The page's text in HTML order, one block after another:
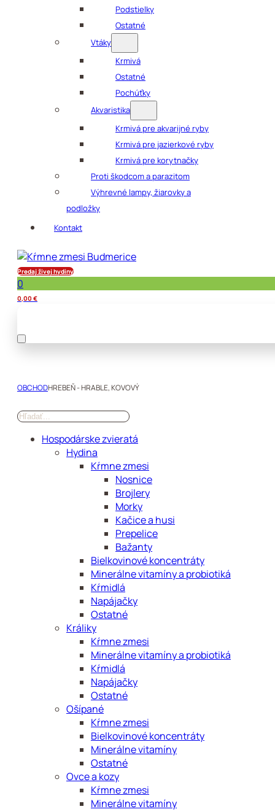
Podstielky
Ostatné
Vtáky
Krmivá
Ostatné
Pochúťky
Akvaristika
Krmivá pre akvarijné ryby
Krmivá pre jazierkové ryby
Krmivá pre korytnačky
Proti škodcom a parazitom
Výhrevné lampy, žiarovky a
podložky
Kontakt
Predaj živej hydiny
0
0,00 €
OBCHODHREBEŇ - HRABLE, KOVOVÝ
Hospodárske zvieratá
Hydina
Kŕmne zmesi
Nosnice
Brojlery
Morky
Kačice a husi
Prepelice
Bažanty
Bielkovinové koncentráty
Minerálne vitamíny a probiotiká
Kŕmidlá
Napájačky
Ostatné
Králiky
Kŕmne zmesi
Minerálne vitamíny a probiotiká
Kŕmidlá
Napájačky
Ostatné
Ošípané
Kŕmne zmesi
Bielkovinové koncentráty
Minerálne vitamíny
Ostatné
Ovce a kozy
Kŕmne zmesi
Minerálne vitamíny